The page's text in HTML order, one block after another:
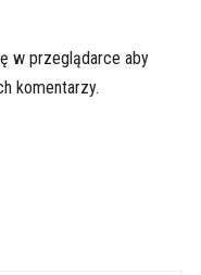
w przeglądarce aby
komentarzy.